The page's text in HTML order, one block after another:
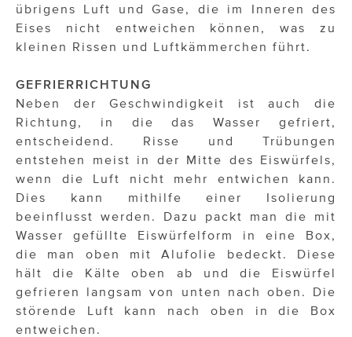
übrigens Luft und Gase, die im Inneren des
Eises nicht entweichen können, was zu
kleinen Rissen und Luftkämmerchen führt.
GEFRIERRICHTUNG
Neben der Geschwindigkeit ist auch die
Richtung, in die das Wasser gefriert,
entscheidend. Risse und Trübungen
entstehen meist in der Mitte des Eiswürfels,
wenn die Luft nicht mehr entwichen kann.
Dies kann mithilfe einer Isolierung
beeinflusst werden. Dazu packt man die mit
Wasser gefüllte Eiswürfelform in eine Box,
die man oben mit Alufolie bedeckt. Diese
hält die Kälte oben ab und die Eiswürfel
gefrieren langsam von unten nach oben. Die
störende Luft kann nach oben in die Box
entweichen.